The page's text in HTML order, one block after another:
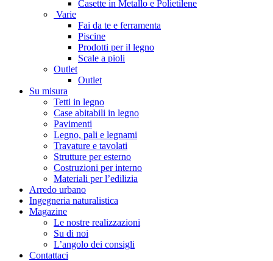
Casette in Metallo e Polietilene
Varie
Fai da te e ferramenta
Piscine
Prodotti per il legno
Scale a pioli
Outlet
Outlet
Su misura
Tetti in legno
Case abitabili in legno
Pavimenti
Legno, pali e legnami
Travature e tavolati
Strutture per esterno
Costruzioni per interno
Materiali per l’edilizia
Arredo urbano
Ingegneria naturalistica
Magazine
Le nostre realizzazioni
Su di noi
L’angolo dei consigli
Contattaci